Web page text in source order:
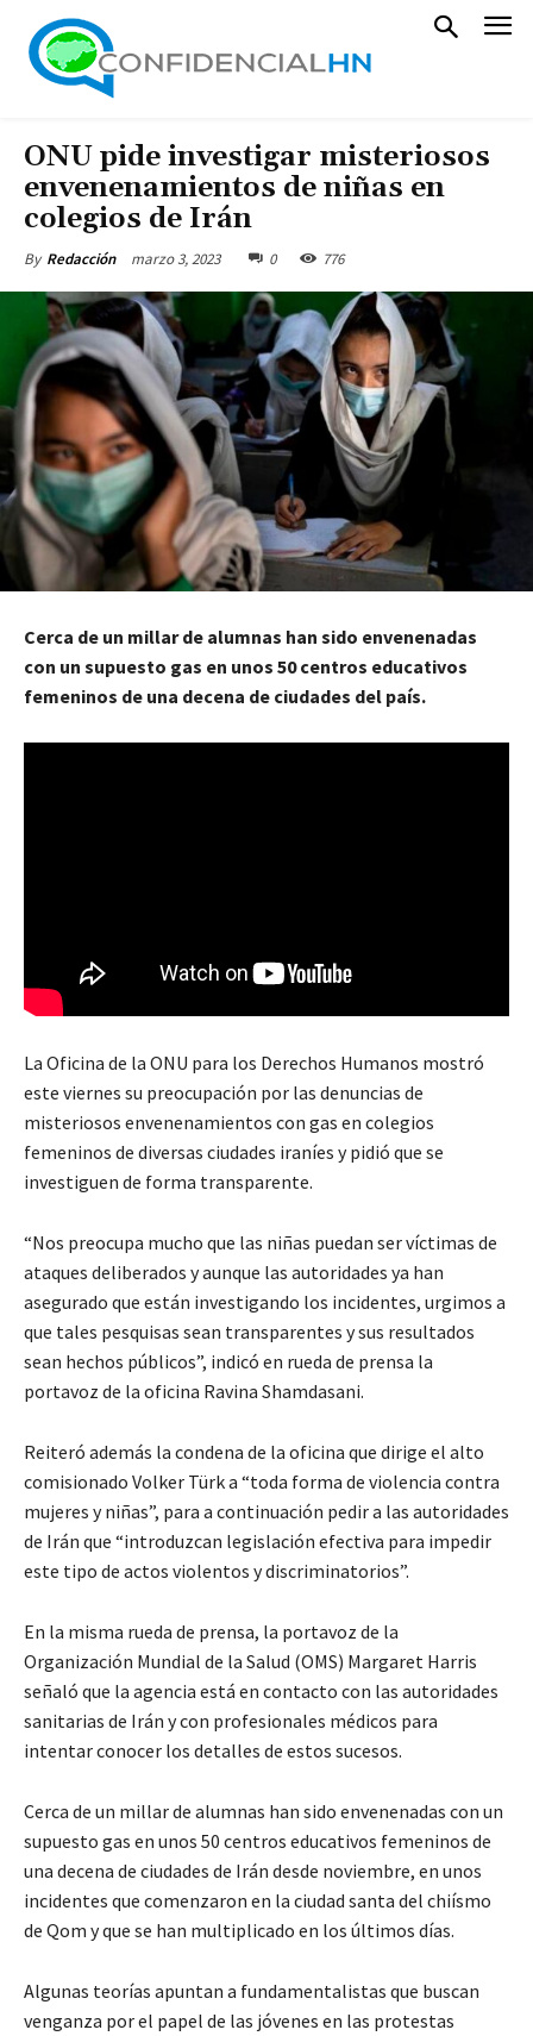
ONU pide investigar misteriosos
envenenamientos de niñas en
colegios de Irán
By Redacción marzo 3, 2023 0 776
Cerca de un millar de alumnas han sido envenenadas
con un supuesto gas en unos 50 centros educativos
femeninos de una decena de ciudades del país.
La Oficina de la ONU para los Derechos Humanos mostró
este viernes su preocupación por las denuncias de
misteriosos envenenamientos con gas en colegios
femeninos de diversas ciudades iraníes y pidió que se
investiguen de forma transparente.
“Nos preocupa mucho que las niñas puedan ser víctimas de
ataques deliberados y aunque las autoridades ya han
asegurado que están investigando los incidentes, urgimos a
que tales pesquisas sean transparentes y sus resultados
sean hechos públicos”, indicó en rueda de prensa la
portavoz de la oficina Ravina Shamdasani.
Reiteró además la condena de la oficina que dirige el alto
comisionado Volker Türk a “toda forma de violencia contra
mujeres y niñas”, para a continuación pedir a las autoridades
de Irán que “introduzcan legislación efectiva para impedir
este tipo de actos violentos y discriminatorios”.
En la misma rueda de prensa, la portavoz de la
Organización Mundial de la Salud (OMS) Margaret Harris
señaló que la agencia está en contacto con las autoridades
sanitarias de Irán y con profesionales médicos para
intentar conocer los detalles de estos sucesos.
Cerca de un millar de alumnas han sido envenenadas con un
supuesto gas en unos 50 centros educativos femeninos de
una decena de ciudades de Irán desde noviembre, en unos
incidentes que comenzaron en la ciudad santa del chiísmo
de Qom y que se han multiplicado en los últimos días.
Algunas teorías apuntan a fundamentalistas que buscan
venganza por el papel de las jóvenes en las protestas